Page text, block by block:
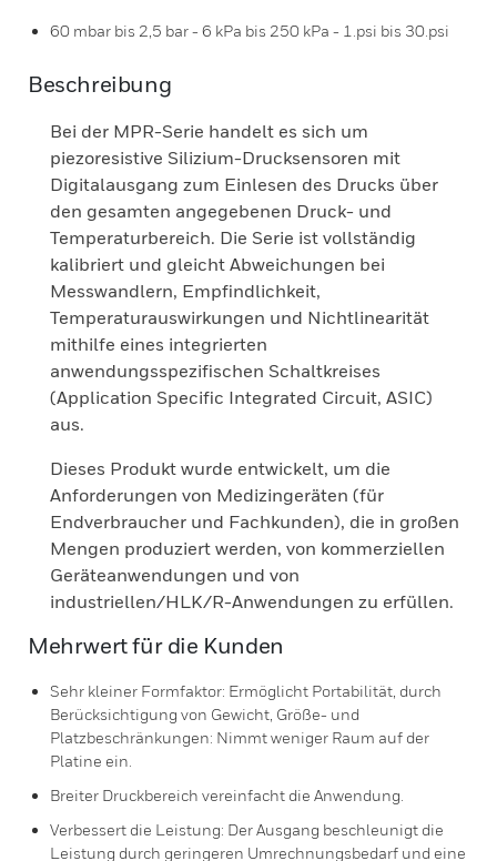
60 mbar bis 2,5 bar - 6 kPa bis 250 kPa - 1.psi bis 30.psi
Beschreibung
Bei der MPR-Serie handelt es sich um
piezoresistive Silizium-Drucksensoren mit
Digitalausgang zum Einlesen des Drucks über
den gesamten angegebenen Druck- und
Temperaturbereich. Die Serie ist vollständig
kalibriert und gleicht Abweichungen bei
Messwandlern, Empfindlichkeit,
Temperaturauswirkungen und Nichtlinearität
mithilfe eines integrierten
anwendungsspezifischen Schaltkreises
(Application Specific Integrated Circuit, ASIC)
aus.
Dieses Produkt wurde entwickelt, um die
Anforderungen von Medizingeräten (für
Endverbraucher und Fachkunden), die in großen
Mengen produziert werden, von kommerziellen
Geräteanwendungen und von
industriellen/HLK/R-Anwendungen zu erfüllen.
Mehrwert für die Kunden
Sehr kleiner Formfaktor: Ermöglicht Portabilität, durch
Berücksichtigung von Gewicht, Größe- und
Platzbeschränkungen: Nimmt weniger Raum auf der
Platine ein.
Breiter Druckbereich vereinfacht die Anwendung.
Verbessert die Leistung: Der Ausgang beschleunigt die
Leistung durch geringeren Umrechnungsbedarf und eine